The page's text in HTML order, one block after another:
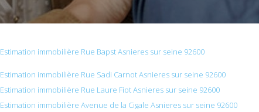
Estimation immobilière Rue Bapst Asnieres sur seine 92600
Estimation immobilière Rue Sadi Carnot Asnieres sur seine 92600
Estimation immobilière Rue Laure Fiot Asnieres sur seine 92600
Estimation immobilière Avenue de la Cigale Asnieres sur seine 92600